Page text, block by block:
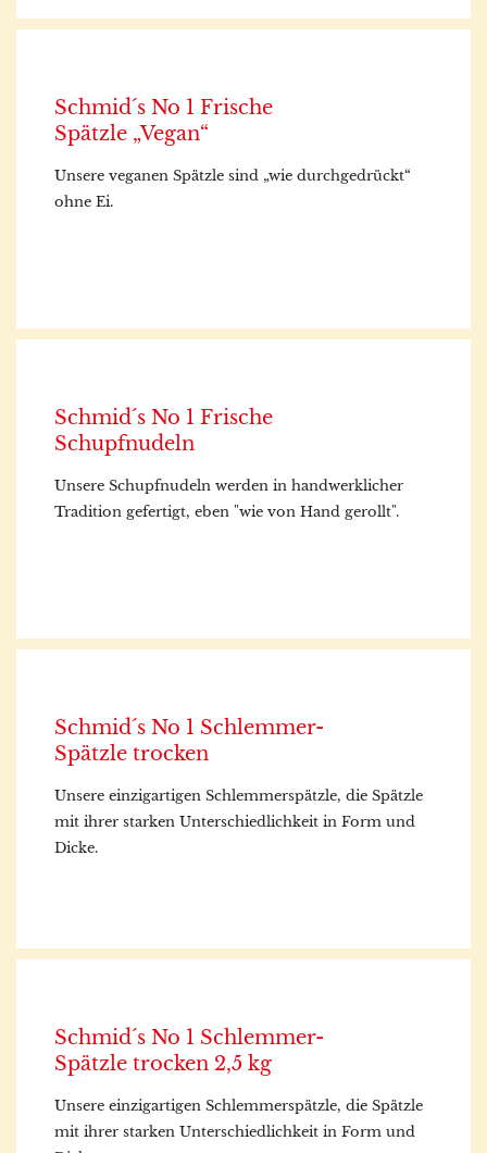
Schmid´s No 1 Frische
Spätzle „Vegan“
Unsere veganen Spätzle sind „wie durchgedrückt“
ohne Ei.
Schmid´s No 1 Frische
Schupfnudeln
Unsere Schupfnudeln werden in handwerklicher
Tradition gefertigt, eben "wie von Hand gerollt".
Schmid´s No 1 Schlemmer-
Spätzle trocken
Unsere einzigartigen Schlemmerspätzle, die Spätzle
mit ihrer starken Unterschiedlichkeit in Form und
Dicke.
Schmid´s No 1 Schlemmer-
Spätzle trocken 2,5 kg
Unsere einzigartigen Schlemmerspätzle, die Spätzle
mit ihrer starken Unterschiedlichkeit in Form und